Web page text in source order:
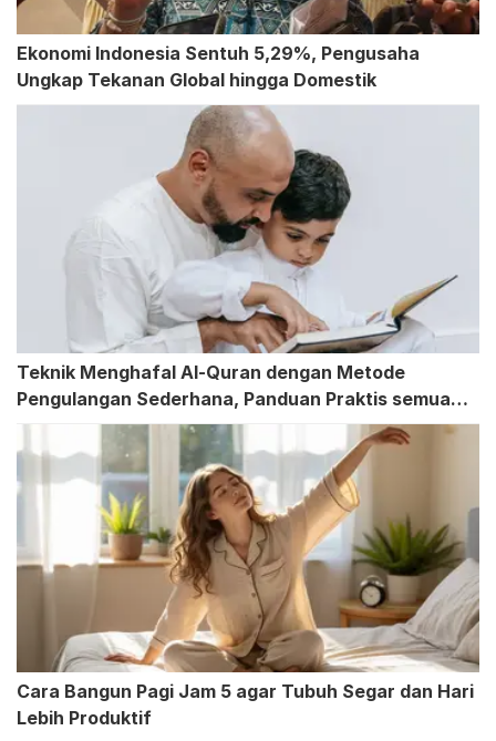
Ekonomi Indonesia Sentuh 5,29%, Pengusaha
Ungkap Tekanan Global hingga Domestik
Teknik Menghafal Al-Quran dengan Metode
Pengulangan Sederhana, Panduan Praktis semua
Usia
Cara Bangun Pagi Jam 5 agar Tubuh Segar dan Hari
Lebih Produktif